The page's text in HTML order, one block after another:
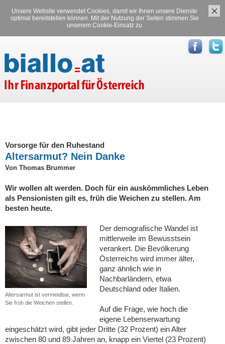
Unsere Website verwendet Cookies, damit wir Ihnen unsere Dienste
optimal bereitstellen können. Mit der Nutzung der Seiten stimmen Sie
unserem Cookie-Einsatz zu
Versicherungen Stromvergleich
Vorsorge für den Ruhestand
Altersarmut? Nein Danke
Von Thomas Brummer
Wir wollen alt werden. Doch für ein auskömmliches Leben
als Pensionisten gilt es, früh die Weichen zu stellen. Am
besten heute.
Altersarmut ist vermeidbar, wenn
Sie früh die Weichen stellen.
Der demografische Wandel ist
mittlerweile im Bewusstsein
verankert. Die Bevölkerung
Österreichs wird immer älter,
ganz ähnlich wie in
Nachbarländern, etwa
Deutschland oder Italien.
Auf die Frage, wie hoch die
eigene Lebenserwartung
eingeschätzt wird, gibt jeder Dritte (32 Prozent) ein Alter
zwischen 80 und 89 Jahren an, knapp ein Viertel (23 Prozent)